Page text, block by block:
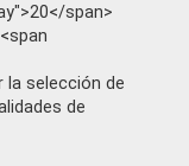
span>
la selección de
de